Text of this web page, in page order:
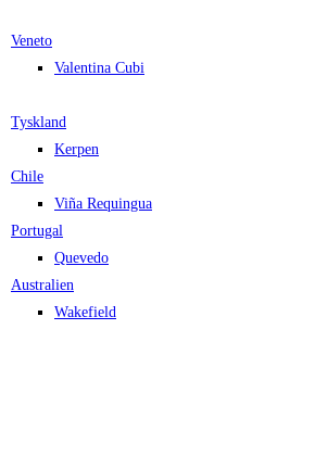
Veneto
Valentina Cubi
Tyskland
Kerpen
Chile
Viña Requingua
Portugal
Quevedo
Australien
Wakefield